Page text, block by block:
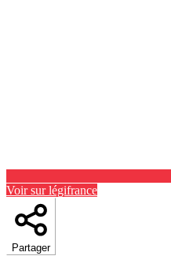
Voir sur légifrance
Partager